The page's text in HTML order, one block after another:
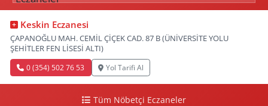
Keskin Eczanesi
ÇAPANOĞLU MAH. CEMİL ÇİÇEK CAD. 87 B (ÜNİVERSİTE YOLU
ŞEHİTLER FEN LİSESİ ALTI)
0 (354) 502 76 53 Yol Tarifi Al
Tüm Nöbetçi Eczaneler